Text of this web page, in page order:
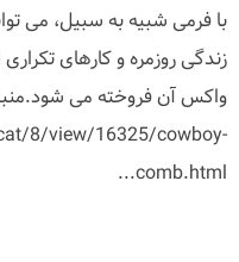
با فرمی شبیه به سبیل، می
زندگی روزمره و کارهای
واکس آن فروخته می
8/view/16325/cowboy-
comb.html...